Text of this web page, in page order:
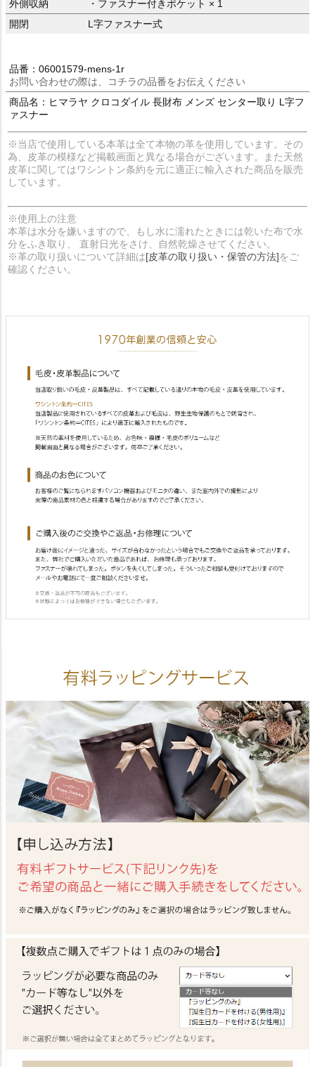
外側収納
・ファスナー付きポケット × 1
開閉
L字ファスナー式
品番：06001579-mens-1r
お問い合わせの際は、コチラの品番をお伝えください
商品名：ヒマラヤ クロコダイル 長財布 メンズ センター取り L字フ
ァスナー
※当店で使用している本革は全て本物の革を使用しています。その
為、皮革の模様など掲載画面と異なる場合がございます。また天然
皮革に関してはワシントン条約を元に適正に輸入された商品を販売
しています。
※使用上の注意
本革は水分を嫌いますので、もし水に濡れたときには乾いた布で水
分をふき取り、 直射日光をさけ、自然乾燥させてください。
※革の取り扱いについて詳細は[皮革の取り扱い・保管の方法]をご
確認ください。